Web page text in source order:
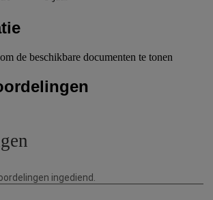
de beschikbare documenten te tonen